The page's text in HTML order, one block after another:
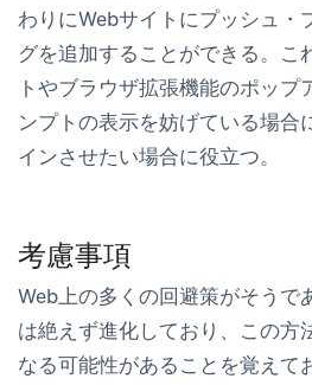
わりにWebサイトにプッシュ・
グを追加することができる。こ
トやブラウザ拡張機能のポップ
ンプトの表示を妨げている場合
インさせたい場合に役立つ。
考慮事項
Web上の多くの回避策がそうで
は絶えず進化しており、この方
なる可能性があることを覚えて